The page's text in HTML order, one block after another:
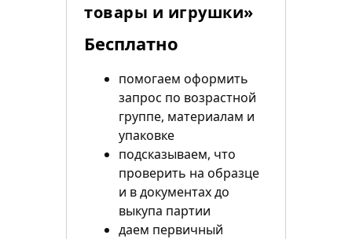
товары и игрушки»
Бесплатно
помогаем оформить
запрос по возрастной
группе, материалам и
упаковке
подсказываем, что
проверить на образце
и в документах до
выкупа партии
даем первичный